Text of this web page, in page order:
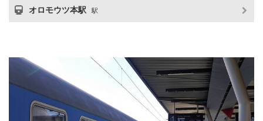
オロモウツ本駅 駅